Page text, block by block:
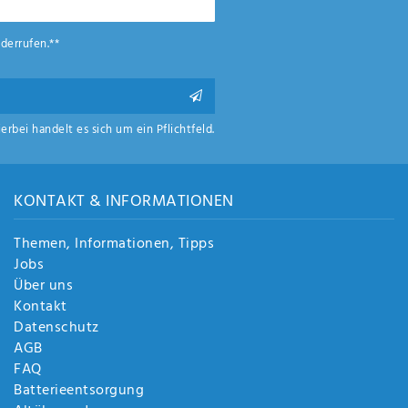
handelt es sich um ein Pflichtfeld.
KONTAKT & INFORMATIONEN
Themen, Informationen, Tipps
Jobs
Über uns
Kontakt
Datenschutz
AGB
FAQ
Batterieentsorgung